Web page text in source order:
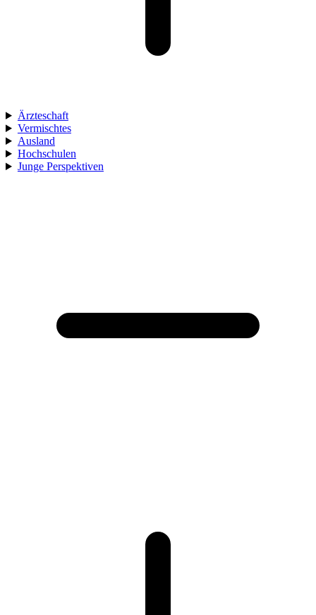
Ärzteschaft
Vermischtes
Ausland
Hochschulen
Junge Perspektiven